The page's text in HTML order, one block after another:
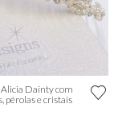
Dainty com
pérolas e cristais